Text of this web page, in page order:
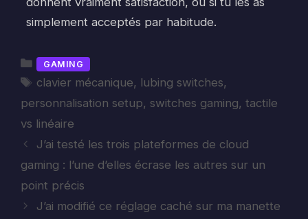
simplement acceptés par habitude.
Catégories
GAMING
Étiquettes
clavier mécanique, lubing switches,
personnalisation setup, switches gaming, tactile
vs linéaire
J’ai testé les trois plateformes de cloud
gaming : l’une d’elles écrase les autres sur un
point précis
J’ai modifié ce réglage caché sur ma manette